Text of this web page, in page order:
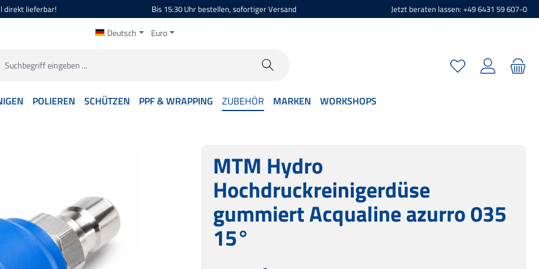
direkt lieferbar! Bis 15:30 Uhr bestellen, sofortiger Versand Jetzt beraten lassen: +49 6431 59 607-0
Deutsch Euro
Du hast 0
POLIEREN SCHÜTZEN PPF & WRAPPING ZUBEHÖR MARKEN WORKSHOPS
MTM Hydro
Hochdruckreinigerdüse
gummiert Acqualine azurro 035
15°